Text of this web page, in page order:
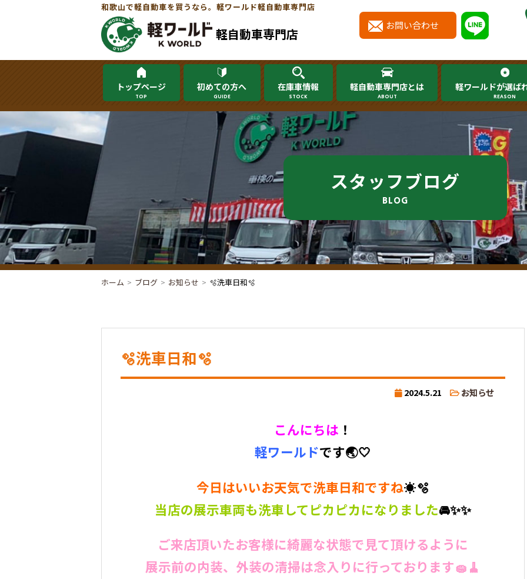
和歌山で軽自動車を買うなら。軽ワールド軽自動車専門店
軽自動車専門店
お問い合わせ
トップページ
TOP
初めての方へ
GUIDE
在庫車情報
STOCK
軽自動車専門店とは
ABOUT
軽ワールドが選ば
REASON
スタッフブログ
BLOG
ホーム ブログ お知らせ 🫧洗車日和🫧
🫧洗車日和🫧
2024.5.21 お知らせ
こんにちは ！
軽ワールドです🌏🤍
今日はいいお天気で洗車日和ですね☀️🫧
当店の展示車両も洗車してピカピカになりました🚘✨✨
ご来店頂いたお客様に綺麗な状態で見て頂けるように
展示前の内装、外装の清掃は念入りに行っております🧽🧹